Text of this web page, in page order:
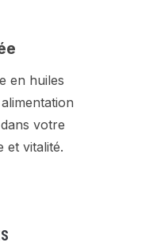
en huiles
votre
et vitalité.